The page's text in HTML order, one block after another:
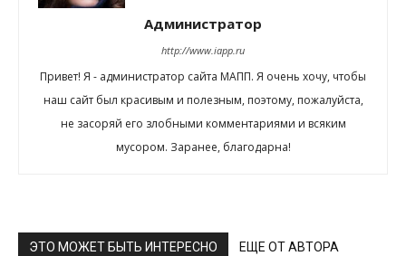
Администратор
http://www.iapp.ru
Привет! Я - администратор сайта МАПП. Я очень хочу, чтобы
наш сайт был красивым и полезным, поэтому, пожалуйста,
не засоряй его злобными комментариями и всяким
мусором. Заранее, благодарна!
ЭТО МОЖЕТ БЫТЬ ИНТЕРЕСНО ЕЩЕ ОТ АВТОРА